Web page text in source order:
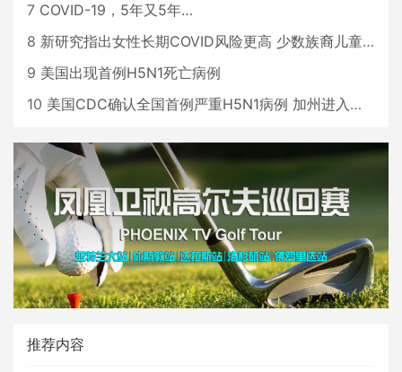
7 COVID-19，5年又5年…
8 新研究指出女性长期COVID风险更高 少数族裔儿童存在差异
9 美国出现首例H5N1死亡病例
10 美国CDC确认全国首例严重H5N1病例 加州进入紧急状态
推荐内容